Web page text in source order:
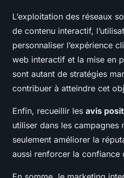
L’exploitation des réseaux
de contenu interactif,
personnaliser l’expérience
web interactif et la mise en
sont autant de stratégies
contribuer à atteindre cet
Enfin, recueillir les avis
utiliser dans les campagnes
seulement améliorer la
aussi renforcer la confiance